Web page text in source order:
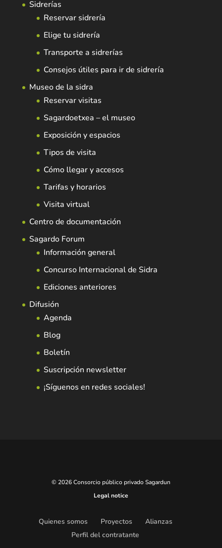
Sidrerías
Reservar sidrería
Elige tu sidrería
Transporte a sidrerías
Consejos útiles para ir de sidrería
Museo de la sidra
Reservar visitas
Sagardoetxea – el museo
Exposición y espacios
Tipos de visita
Cómo llegar y accesos
Tarifas y horarios
Visita virtual
Centro de documentación
Sagardo Forum
Información general
Concurso Internacional de Sidra
Ediciones anteriores
Difusión
Agenda
Blog
Boletín
Suscripción newsletter
¡Síguenos en redes sociales!
© 2026 Consorcio público privado Sagardun
Legal notice
Quienes somos Proyectos
Alianzas
Perfil del contratante